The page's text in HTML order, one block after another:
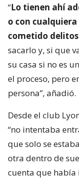
“Lo tienen ahí
o con
cometido delitos
sacarlo y, si que
su casa si no es
el proceso, pero
persona”, añadió.
Desde el club
“no intentaba
que solo se
otra dentro de
cuenta que